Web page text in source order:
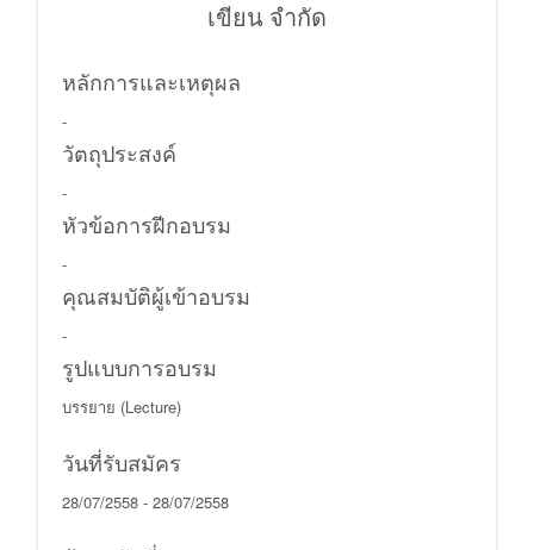
เขียน จำกัด
หลักการและเหตุผล
-
วัตถุประสงค์
-
หัวข้อการฝีกอบรม
-
คุณสมบัติผู้เข้าอบรม
-
รูปแบบการอบรม
บรรยาย (Lecture)
วันที่รับสมัคร
28/07/2558 - 28/07/2558